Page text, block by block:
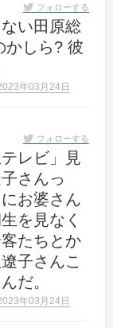
フォローする
い田原総
かしら? 彼
年03月24日
フォローする
レビ」見
さんっ
お婆さん
を見なく
たちとか
子さんこ
だ。
年03月24日